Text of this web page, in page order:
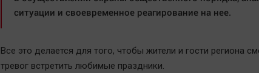
ситуации и своевременное реагирование на нее.
Все это делается для того, чтобы жители и гости региона
тревог встретить любимые праздники.